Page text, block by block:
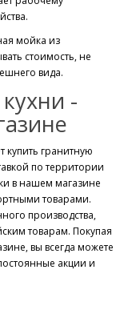
мойка из
стоимость, не
вида.
-
купить гранитную
по территории
в нашем магазине
товарами.
производства,
товарам. Покупая
вы всегда можете
акции и